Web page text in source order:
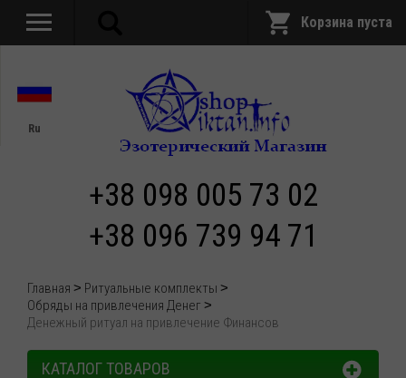
Ru
+38 098 005 73 02
+38 096 739 94 71
Корзина пуста
Главная
Ритуальные комплекты
Обряды на привлечения Денег
Денежный ритуал на привлечение Финансов
КАТАЛОГ ТОВАРОВ